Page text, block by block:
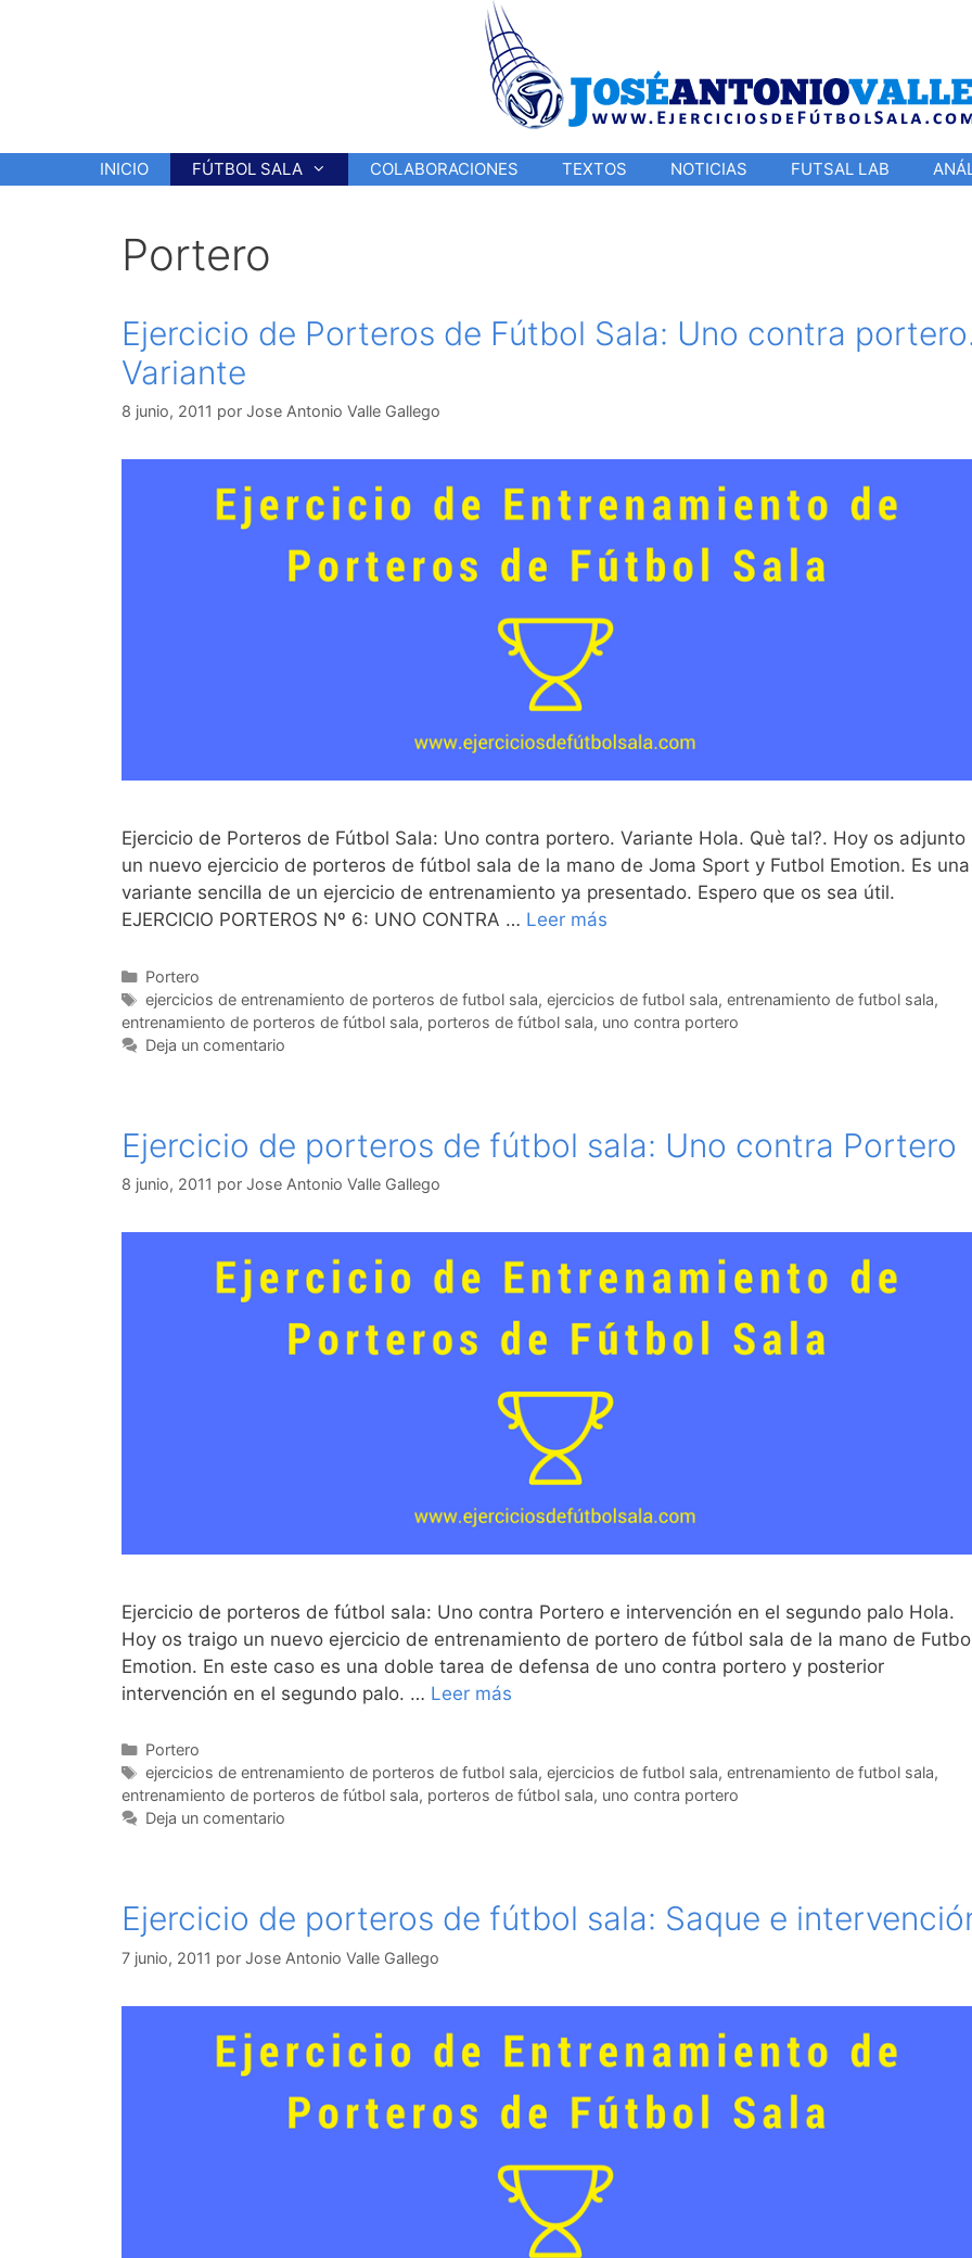
INICIO FÚTBOL SALA COLABORACIONES TEXTOS NOTICIAS FUTSAL LAB
Portero
Ejercicio de Porteros de Fútbol Sala: Uno contra
Variante
8 junio, 2011 por Jose Antonio Valle Gallego
Ejercicio de Porteros de Fútbol Sala: Uno contra portero. Variante Hola. Què tal?. Hoy os adjunto
un nuevo ejercicio de porteros de fútbol sala de la mano de Joma Sport y Futbol Emotion. Es una
variante sencilla de un ejercicio de entrenamiento ya presentado. Espero que os sea útil.
EJERCICIO PORTEROS Nº 6: UNO CONTRA … Leer más
Categorías
Portero
Etiquetas
ejercicios de entrenamiento de porteros de futbol sala, ejercicios de futbol sala, entrenamiento de futbol sala,
entrenamiento de porteros de fútbol sala, porteros de fútbol sala, uno contra portero
Deja un comentario
Ejercicio de porteros de fútbol sala: Uno contra Portero
8 junio, 2011 por Jose Antonio Valle Gallego
Ejercicio de porteros de fútbol sala: Uno contra Portero e intervención en el segundo palo Hola.
Hoy os traigo un nuevo ejercicio de entrenamiento de portero de fútbol sala de la mano de
Emotion. En este caso es una doble tarea de defensa de uno contra portero y posterior
intervención en el segundo palo. … Leer más
Categorías
Portero
Etiquetas
ejercicios de entrenamiento de porteros de futbol sala, ejercicios de futbol sala, entrenamiento de futbol sala,
entrenamiento de porteros de fútbol sala, porteros de fútbol sala, uno contra portero
Deja un comentario
Ejercicio de porteros de fútbol sala: Saque e
7 junio, 2011 por Jose Antonio Valle Gallego